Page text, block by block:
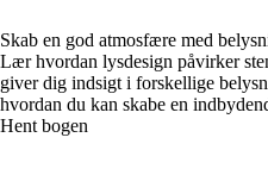
Skab en god atmosfære med
Lær hvordan lysdesign påvirker
giver dig indsigt i forskellige
hvordan du kan skabe en
Hent bogen